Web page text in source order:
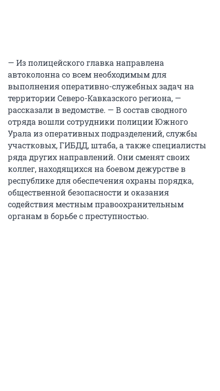
— Из полицейского главка направлена
автоколонна со всем необходимым для
выполнения оперативно-служебных задач на
территории Северо-Кавказского региона, —
рассказали в ведомстве. — В состав сводного
отряда вошли сотрудники полиции Южного
Урала из оперативных подразделений, службы
участковых, ГИБДД, штаба, а также специалисты
ряда других направлений. Они сменят своих
коллег, находящихся на боевом дежурстве в
республике для обеспечения охраны порядка,
общественной безопасности и оказания
содействия местным правоохранительным
органам в борьбе с преступностью.